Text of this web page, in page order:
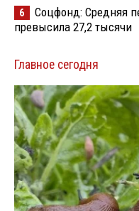
6
Соцфонд: Средняя
превысила 27,2 тысячи
Главное сегодня